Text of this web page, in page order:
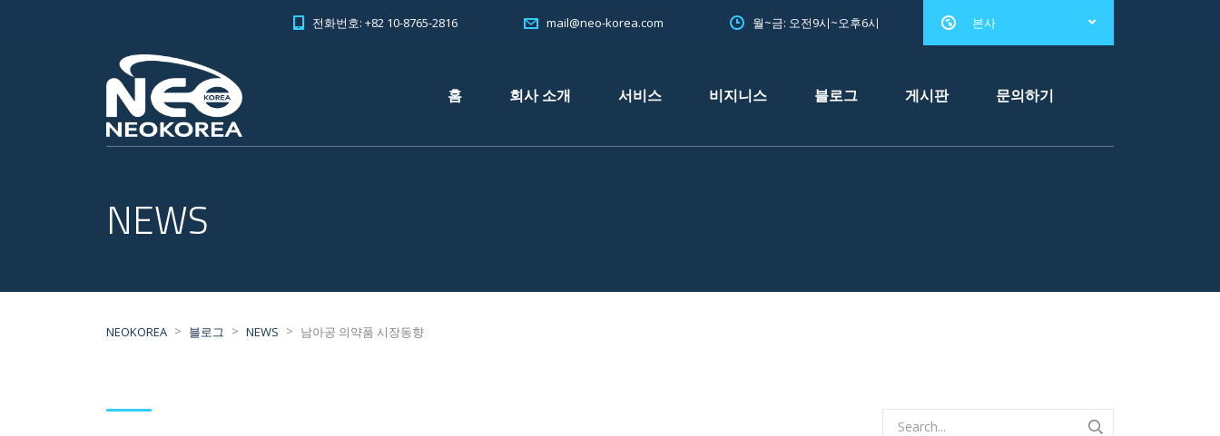
본사
전화번호: +82 10-8765-2816 mail@neo-korea.com 월~금: 오전9시~오후6시
홈 회사 소개 서비스 비지니스 블로그 게시판 문의하기
NEWS
NEOKOREA > 블로그 > NEWS > 남아공 의약품 시장동향